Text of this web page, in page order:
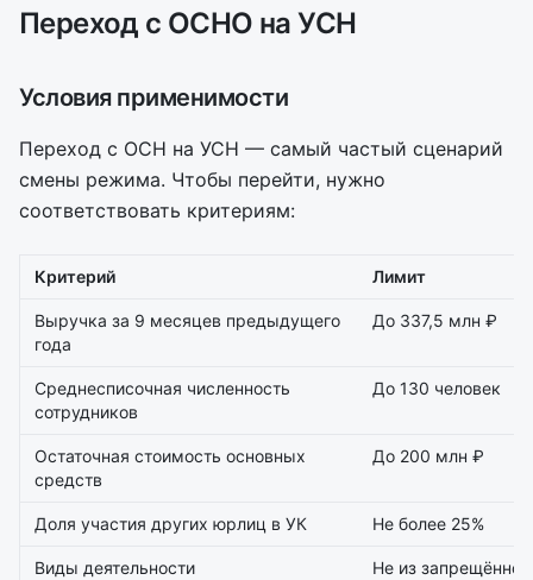
Переход с ОСНО на УСН
Условия применимости
Переход с ОСН на УСН — самый частый сценарий
смены режима. Чтобы перейти, нужно
соответствовать критериям:
Критерий Лимит
Выручка за 9 месяцев предыдущего
года
До 337,5 млн ₽
Среднесписочная численность
сотрудников
До 130 человек
Остаточная стоимость основных
средств
До 200 млн ₽
Доля участия других юрлиц в УК Не более 25%
Виды деятельности
Не из